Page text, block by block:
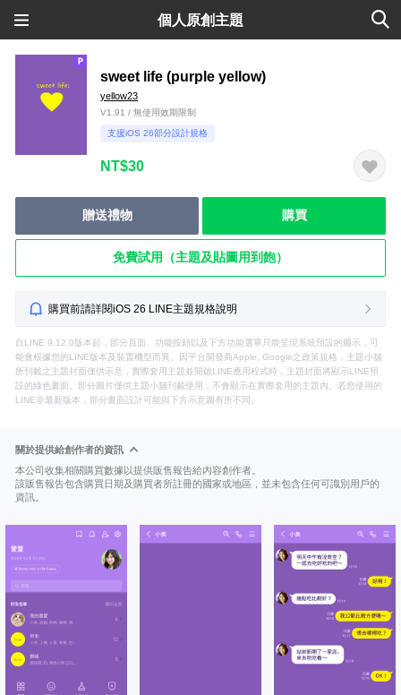
個人原創主題
sweet life (purple yellow)
yellow23
V1.91 / 無使用效期限制
支援iOS 26部分設計規格
NT$30
贈送禮物 購買
免費試用（主題及貼圖用到飽）
購買前請詳閱iOS 26 LINE主題規格說明
自LINE 9.12.0版本起，部分頁面、功能按鈕以及下方功能選單只能呈現系統預設的圖示，可
能會根據您的LINE版本及裝置機型而異。因平台開發商Apple, Google之政策規格，主題小舖
所刊載之主題封面僅供示意，實際套用主題並開啟LINE應用程式時，主題封面將顯示LINE預
設的綠色畫面。部分圖片僅供主題小舖刊載使用，不會顯示在實際套用的主題內。若您使用的
LINE非最新版本，部分畫面設計可能與下方示意圖有所不同。
關於提供給創作者的資訊
本公司收集相關購買數據以提供販售報告給內容創作者。
該販售報告包含購買日期及購買者所註冊的國家或地區，並未包含任何可識別用戶的
資訊。